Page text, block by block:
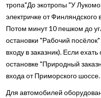
тропа"До экотропы "У
электричке от Финляндского
Потом минут 10 пешком до
остановки "Рабочий
входу в заказник). Если
остановке "Природный
входа от Приморского шоссе.
Для автомобилей